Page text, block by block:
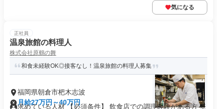
気になる
正社員
温泉旅館の料理人
株式会社原鶴の舞
和食未経験OK◎接客なし！温泉旅館の料理人募集
福岡県朝倉市杷木志波
月給27万円～40万円
求めている人材 【必須条件】 飲食店での調理経験がある方 ※